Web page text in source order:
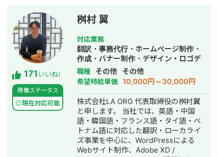
171いいね!
稼働ステータス
◎現在対応可能
桝村 翼
対応業務
翻訳・事務代行・ホームページ制作・
作成・バナー制作・デザイン・ロゴデ
ザイン・作成・イラスト制作
職種 その他 その他
希望時給単価 10,000円～30,000円
株式会社LA ORG 代表取締役の桝村翼
と申します。 当社では、英語・中国
語・韓国語・フランス語・タイ語・ベ
トナム語に対応した翻訳・ローカライ
ズ事業を中心に、WordPressによる
Webサイト制作、Adobe XD /